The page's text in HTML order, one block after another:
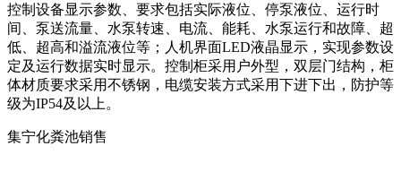
控制设备显示参数、要求包括实际液位、停泵液位、运行时
间、泵送流量、水泵转速、电流、能耗、水泵运行和故障、超
低、超高和溢流液位等；人机界面LED液晶显示，实现参数设
定及运行数据实时显示。控制柜采用户外型，双层门结构，柜
体材质要求采用不锈钢，电缆安装方式采用下进下出，防护等
级为IP54及以上。
集宁化粪池销售